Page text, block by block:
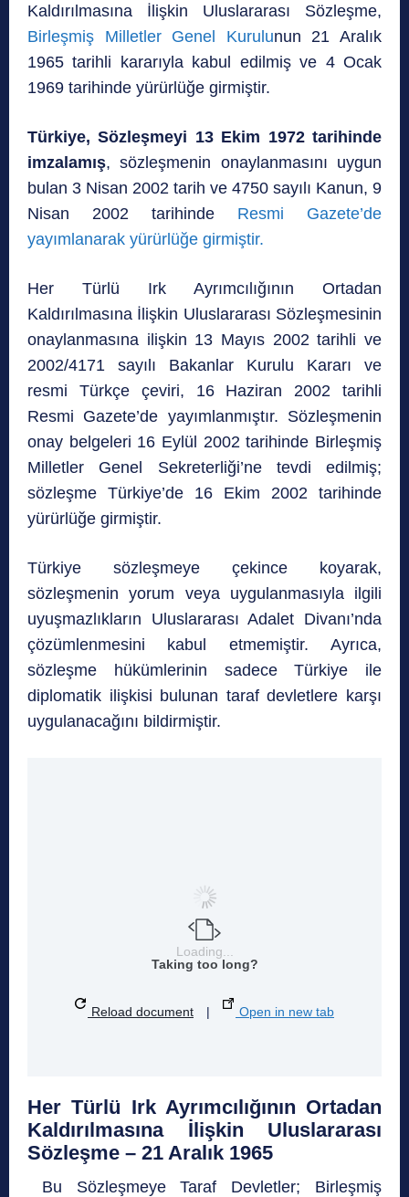
Kaldırılmasına İlişkin Uluslararası Sözleşme,
Birleşmiş Milletler Genel Kurulunun 21 Aralık
1965 tarihli kararıyla kabul edilmiş ve 4 Ocak
1969 tarihinde yürürlüğe girmiştir.
Türkiye, Sözleşmeyi 13 Ekim 1972 tarihinde
imzalamış, sözleşmenin onaylanmasını uygun
bulan 3 Nisan 2002 tarih ve 4750 sayılı Kanun, 9
Nisan 2002 tarihinde Resmi Gazete’de
yayımlanarak yürürlüğe girmiştir.
Her Türlü Irk Ayrımcılığının Ortadan
Kaldırılmasına İlişkin Uluslararası Sözleşmesinin
onaylanmasına ilişkin 13 Mayıs 2002 tarihli ve
2002/4171 sayılı Bakanlar Kurulu Kararı ve
resmi Türkçe çeviri, 16 Haziran 2002 tarihli
Resmi Gazete’de yayımlanmıştır. Sözleşmenin
onay belgeleri 16 Eylül 2002 tarihinde Birleşmiş
Milletler Genel Sekreterliği’ne tevdi edilmiş;
sözleşme Türkiye’de 16 Ekim 2002 tarihinde
yürürlüğe girmiştir.
Türkiye sözleşmeye çekince koyarak,
sözleşmenin yorum veya uygulanmasıyla ilgili
uyuşmazlıkların Uluslararası Adalet Divanı’nda
çözümlenmesini kabul etmemiştir. Ayrıca,
sözleşme hükümlerinin sadece Türkiye ile
diplomatik ilişkisi bulunan taraf devletlere karşı
uygulanacağını bildirmiştir.
Loading...
Taking too long?
Reload document | Open in new tab
Her Türlü Irk Ayrımcılığının Ortadan
Kaldırılmasına İlişkin Uluslararası
Sözleşme – 21 Aralık 1965
Bu Sözleşmeye Taraf Devletler; Birleşmiş